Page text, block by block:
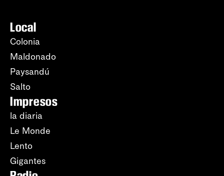
Local
Colonia
Maldonado
Paysandú
Salto
Impresos
la diaria
Le Monde
Lento
Gigantes